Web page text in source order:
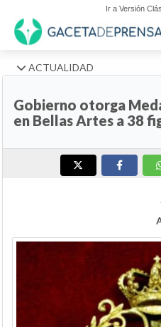
Ir a Versión
ACTUALIDAD
Gobierno otorga
en Bellas Artes a 38